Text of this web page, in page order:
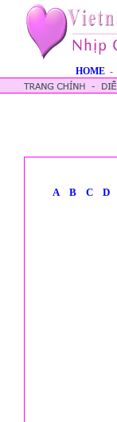
HOME -
A B C D